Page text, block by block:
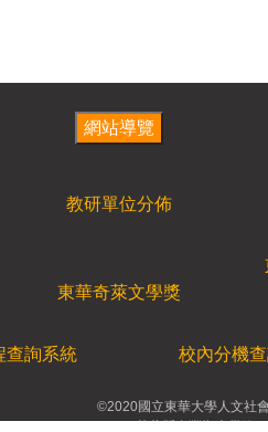
教研單位分佈
東華奇萊文學獎
查詢系統 校內分機
©2020國立東華大學人文社